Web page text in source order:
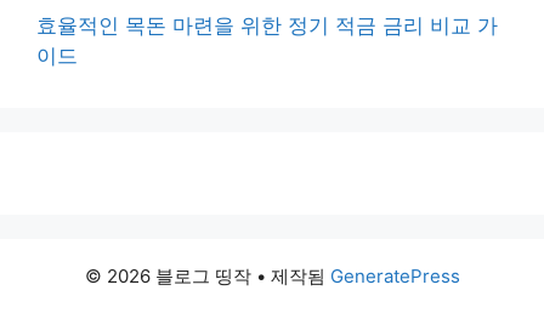
효율적인 목돈 마련을 위한 정기 적금 금리 비교 가
이드
© 2026 블로그 띵작• 제작됨 GeneratePress